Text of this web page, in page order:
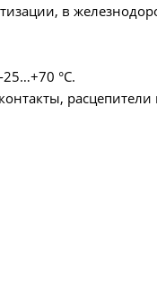
в
°C.